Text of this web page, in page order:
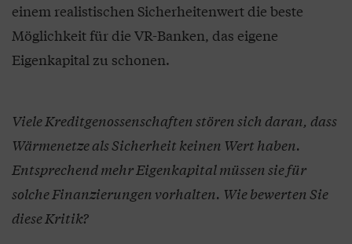
einem realistischen Sicherheitenwert die beste
Möglichkeit für die VR-Banken, das eigene
Eigenkapital zu schonen.
Viele Kreditgenossenschaften stören sich daran, dass
Wärmenetze als Sicherheit keinen Wert haben.
Entsprechend mehr Eigenkapital müssen sie für
solche Finanzierungen vorhalten. Wie bewerten Sie
diese Kritik?